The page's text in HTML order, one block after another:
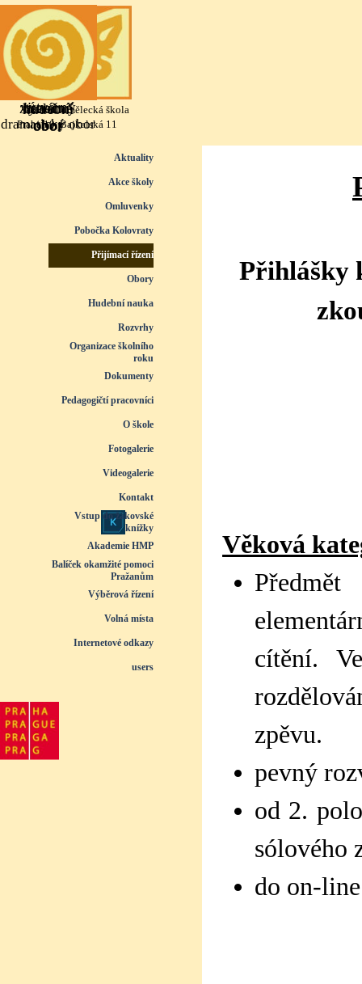
Přejít na obsah
výtvarný
taneční
literárně
hudební
Základní umělecká škola
Praha 10, Bajkalská 11
obor
obor
dramatický obor
obor
Přeskočit menu
Aktuality
Akce školy
Omluvenky
Pobočka Kolovraty
Přijímací řízení
Obory ▼
Hudební nauka
Rozvrhy
Organizace školního
roku
Dokumenty
Pedagogičtí pracovníci
O škole
Fotogalerie
Videogalerie
Kontakt
Vstup do žákovské
knížky
Akademie HMP
Balíček okamžité pomoci
Pražanům
Výběrová řízení
Volná místa
Internetové odkazy
users
Přihlášky
Věková
Předmět
cítění.
zpěvu.
pevný
od 2.
sólového
do on-